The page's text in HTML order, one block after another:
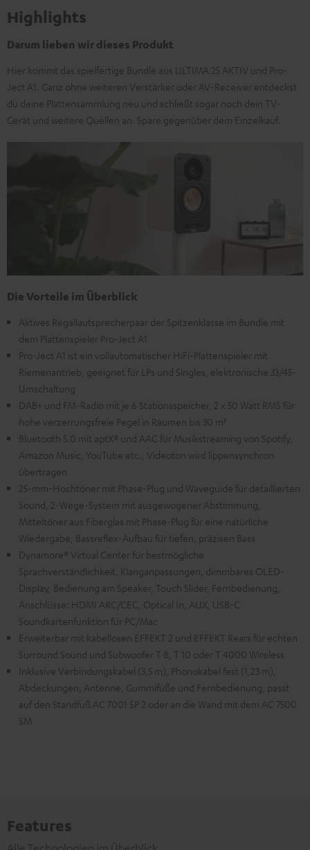
Highlights
Darum lieben wir dieses Produkt
Hier kommt das spielfertige Bundle aus ULTIMA 25 AKTIV und Pro-
Ject A1. Ganz ohne weiteren Verstärker oder AV-Receiver entdeckst
du deine Plattensammlung neu und schließt sogar noch dein TV-
Gerät und weitere Quellen an. Spare gegenüber dem Einzelkauf.
Die Vorteile im Überblick
Aktives Regallautsprecherpaar der Spitzenklasse im Bundle mit
dem Plattenspieler Pro-Ject A1
Pro-Ject A1 ist ein vollautomatischer HiFi-Plattenspieler mit
Riemenantrieb, geeignet für LPs und Singles, elektronische 33/45-
Umschaltung
DAB+ und FM-Radio mit je 6 Stationsspeicher, 2 x 50 Watt RMS für
hohe verzerrungsfreie Pegel in Räumen bis 30 m²
Bluetooth 5.0 mit aptX® und AAC für Musikstreaming von Spotify,
Amazon Music, YouTube etc., Videoton wird lippensynchron
übertragen
25-mm-Hochtöner mit Phase-Plug und Waveguide für detaillierten
Sound, 2-Wege-System mit ausgewogener Abstimmung,
Mitteltöner aus Fiberglas mit Phase-Plug für eine natürliche
Wiedergabe, Bassreflex-Aufbau für tiefen, präzisen Bass
Dynamore® Virtual Center für bestmögliche
Sprachverständlichkeit, Klanganpassungen, dimmbares OLED-
Display, Bedienung am Speaker, Touch Slider, Fernbedienung,
Anschlüsse: HDMI ARC/CEC, Optical In, AUX, USB-C
Soundkartenfunktion für PC/Mac
Erweiterbar mit kabellosen EFFEKT 2 und EFFEKT Rears für echten
Surround Sound und Subwoofer T 8, T 10 oder T 4000 Wireless
Inklusive Verbindungskabel (3,5 m), Phonokabel fest (1,23 m),
Abdeckungen, Antenne, Gummifüße und Fernbedienung, passt
auf den Standfuß AC 7001 SP 2 oder an die Wand mit dem AC 7500
SM
Features